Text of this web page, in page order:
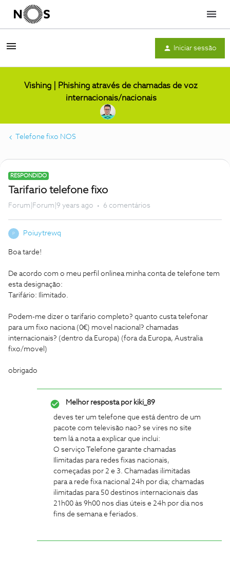
Menu
Iniciar sessão
Vishing | Phishing através de chamadas de voz
internacionais/nacionais
Telefone fixo NOS
RESPONDIDO
Tarifario telefone fixo
Forum|Forum|9 years ago 6 comentários
P Poiuytrewq
Boa tarde!
De acordo com o meu perfil onlinea minha conta de telefone tem
esta designação:
Tarifário: Ilimitado.
Podem-me dizer o tarifario completo? quanto custa telefonar
para um fixo naciona (0€) movel nacional? chamadas
internacionais? (dentro da Europa) (fora da Europa, Australia
fixo/movel)
obrigado
Melhor resposta porkiki_89
deves ter um telefone que está dentro de um
pacote com televisão nao? se vires no site
tem lá a nota a explicar que inclui:
O serviço Telefone garante chamadas
Ilimitadas para redes fixas nacionais,
começadas por 2 e 3. Chamadas ilimitadas
para a rede fixa nacional 24h por dia; chamadas
ilimitadas para 50 destinos internacionais das
21h00 às 9h00 nos dias úteis e 24h por dia nos
fins de semana e feriados.